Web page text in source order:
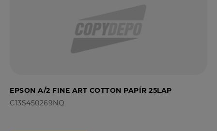
EPSON A/2 FINE ART COTTON PAPÍR 25LAP
C13S450269NQ